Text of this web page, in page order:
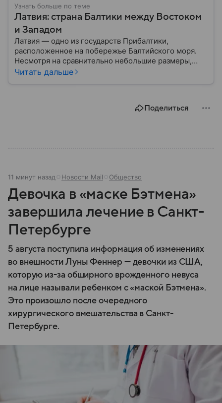
Узнать больше по теме
Латвия: страна Балтики между Востоком
и Западом
Латвия — одно из государств Прибалтики,
расположенное на побережье Балтийского моря.
Несмотря на сравнительно небольшие размеры,
сегодня страна играет весьма заметную роль в
Читать дальше
Поделиться
11 минут назад Новости Mail Общество
Девочка в «маске Бэтмена»
завершила лечение в Санкт-
Петербурге
5 августа поступила информация об изменениях
во внешности Луны Феннер — девочки из США,
которую из-за обширного врожденного невуса
на лице называли ребенком с «маской Бэтмена».
Это произошло после очередного
хирургического вмешательства в Санкт-
Петербурге.